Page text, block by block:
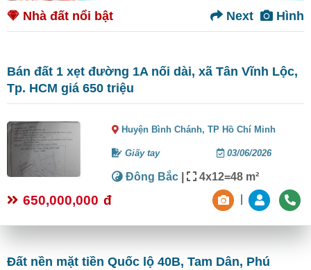
Nhà đất nổi bật Hình
Next
Bán đất 1 xẹt đường 1A nối dài, xã Tân Vĩnh Lộc,
Tp. HCM giá 650 triệu
Huyện Bình Chánh,TP Hồ Chí Minh
Giấy tay 03/06/2026
Đông Bắc | 4x12=48 m²
650,000,000 đ
Đất nền mặt tiền Quốc lộ 40B, Tam Dân, Phú